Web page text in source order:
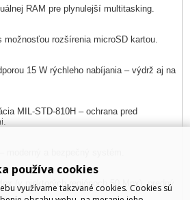
RAM pre plynulejší multitasking.
možnosťou rozšírenia microSD kartou.
15 W rýchleho nabíjania – výdrž aj na
MIL-STD-810H – ochrana pred
(v niektorých regiónoch 50 Mpx), predný
používa cookies
využívame takzvané cookies. Cookies sú